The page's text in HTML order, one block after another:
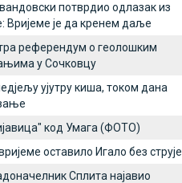
потврдио одлазак из
Вријеме је да кренем даље
референдум о геолошким
у Сочковцу
ујутру киша, током дана
код Умага (ФОТО)
оставило Игало без струје
Сплита најавио